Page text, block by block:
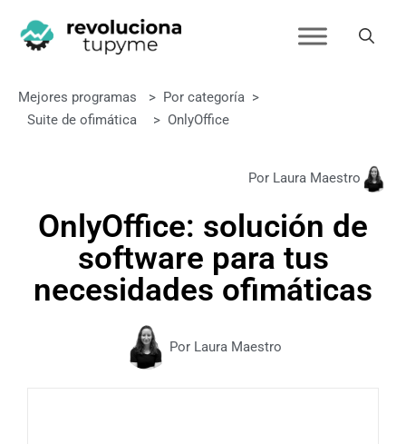
Mejores programas > Por categoría >
Suite de ofimática
> OnlyOffice
Por Laura Maestro
OnlyOffice: solución de
software para tus
necesidades ofimáticas
Por Laura Maestro